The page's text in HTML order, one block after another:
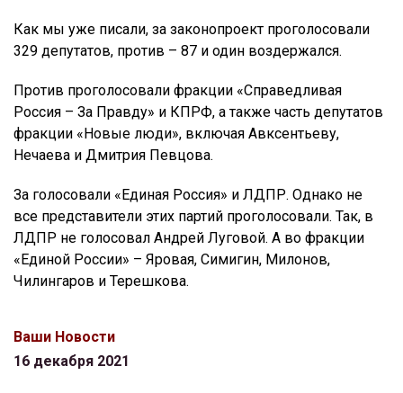
Как мы уже писали, за законопроект проголосовали
329 депутатов, против – 87 и один воздержался.
Против проголосовали фракции «Справедливая
Россия – За Правду» и КПРФ, а также часть депутатов
фракции «Новые люди», включая Авксентьеву,
Нечаева и Дмитрия Певцова.
За голосовали «Единая Россия» и ЛДПР. Однако не
все представители этих партий проголосовали. Так, в
ЛДПР не голосовал Андрей Луговой. А во фракции
«Единой России» – Яровая, Симигин, Милонов,
Чилингаров и Терешкова.
Ваши Новости
16 декабря 2021